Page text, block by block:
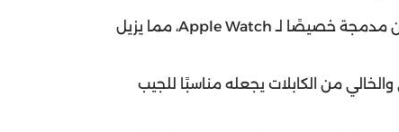
يتميز بوحدة شحن مدمجة خصيصًا لـ Apple Watch، مما يزيل
من الكابلات يجعله مناسبًا للجيب